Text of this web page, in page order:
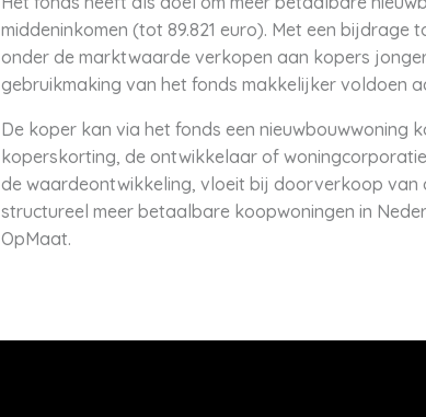
middeninkomen (tot 89.821 euro). Met een
onder de marktwaarde verkopen aan kopers
gebruikmaking van het fonds makkelijker voldoen
De koper kan via het fonds een nieuwbouwwoning
koperskorting, de ontwikkelaar of
de waardeontwikkeling, vloeit bij doorverkoop van
structureel meer betaalbare koopwoningen in
OpMaat.